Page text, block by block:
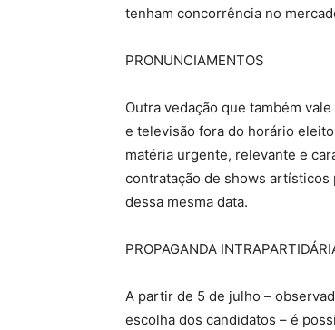
tenham concorrência no
PRONUNCIAMENTOS
Outra vedação que também
e televisão fora do horário
matéria urgente, relevante e
contratação de shows
dessa mesma data.
PROPAGANDA
A partir de 5 de julho –
escolha dos candidatos – é